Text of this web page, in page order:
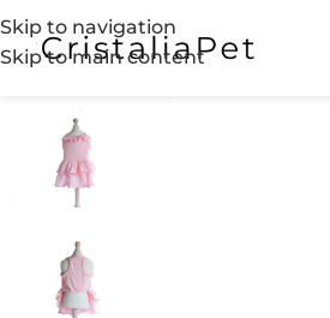
Skip to navigation
Skip to main content